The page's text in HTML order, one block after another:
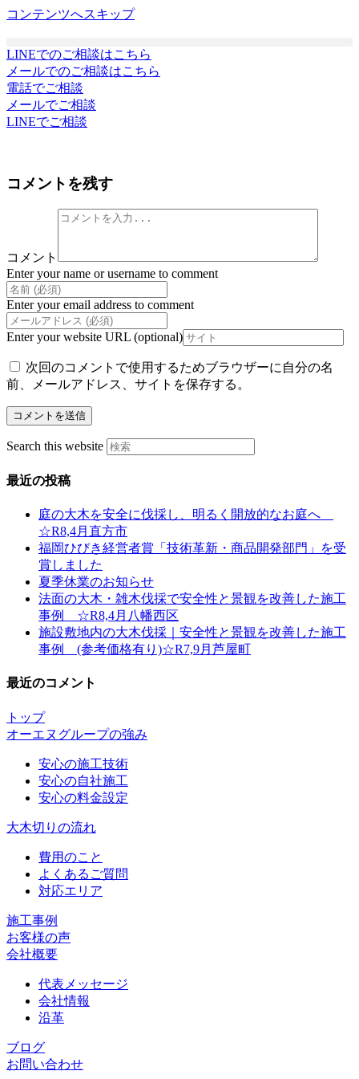
コンテンツへスキップ
LINEでのご相談はこちら
メールでのご相談はこちら
電話でご相談
メールでご相談
LINEでご相談
コメントを残す
コメント
Enter your name or username to comment
Enter your email address to comment
Enter your website URL (optional)
次回のコメントで使用するためブラウザーに自分の名
前、メールアドレス、サイトを保存する。
Search this website
最近の投稿
庭の大木を安全に伐採し、明るく開放的なお庭へ
☆R8,4月直方市
福岡ひびき経営者賞「技術革新・商品開発部門」を受
賞しました
夏季休業のお知らせ
法面の大木・雑木伐採で安全性と景観を改善した施工
事例 ☆R8,4月八幡西区
施設敷地内の大木伐採｜安全性と景観を改善した施工
事例 (参考価格有り)☆R7,9月芦屋町
最近のコメント
トップ
オーエヌグループの強み
安心の施工技術
安心の自社施工
安心の料金設定
大木切りの流れ
費用のこと
よくあるご質問
対応エリア
施工事例
お客様の声
会社概要
代表メッセージ
会社情報
沿革
ブログ
お問い合わせ